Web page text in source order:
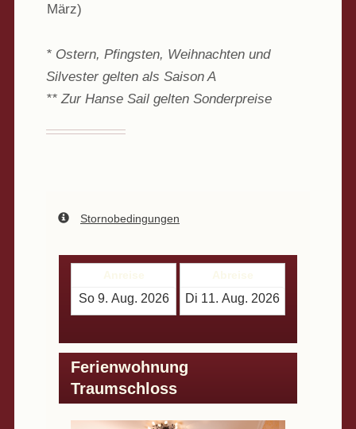
März)
* Ostern, Pfingsten, Weihnachten und
Silvester gelten als Saison A
** Zur Hanse Sail gelten Sonderpreise